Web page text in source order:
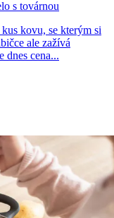
s továrnou
kovu, se kterým si
ale zažívá
dnes cena...